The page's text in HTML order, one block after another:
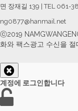
면 장재길 139 | TEL 061-
ng0877@hanmail.net
ⓒ2019
화와 팩스광고 수신을 절
계정에 로그인합니다